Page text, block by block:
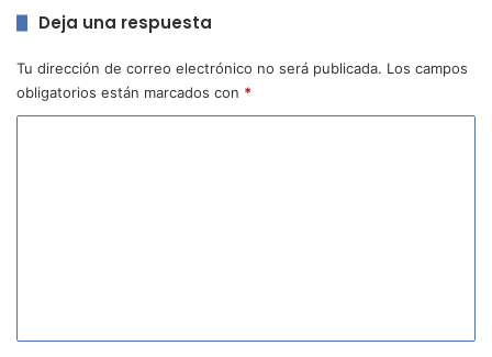
Deja una respuesta
Tu dirección de correo electrónico no será publicada. Los campos
obligatorios están marcados con *